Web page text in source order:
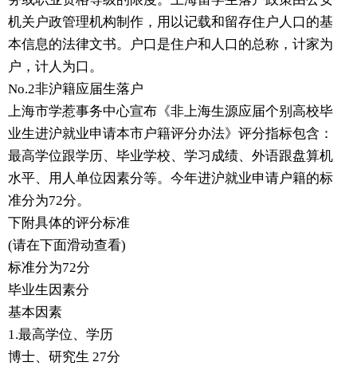
机关户政管理机构制作，用以记载和留存住户人口的基
本信息的法律文书。户口是住户和人口的总称，计家为
户，计人为口。
No.2非沪籍应届生落户
上海市学惹事务中心宣布《非上海生源应届个别高校毕
业生进沪就业申请本市户籍评分办法》评分指标包含：
最高学位跟学历、毕业学校、学习成绩、外语跟盘算机
水平、用人单位因素分等。今年进沪就业申请户籍的标
准分为72分。
下附具体的评分标准
(请在下面滑动查看)
标准分为72分
毕业生因素分
基本因素
1.最高学位、学历
博士、研究生 27分